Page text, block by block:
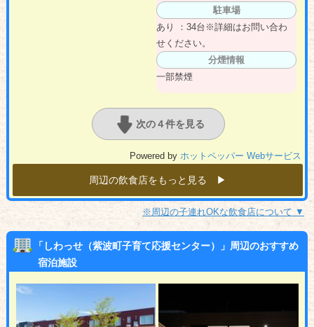
駐車場
あり ：34台※詳細はお問い合わ
せください。
分煙情報
一部禁煙
次の４件を見る
Powered by ホットペッパー Webサービス
周辺の飲食店をもっと見る ▶︎
※周辺の子連れOKな飲食店について ▼
「しわっせ（紫波町子育て応援センター）」周辺のおすすめ
宿泊施設